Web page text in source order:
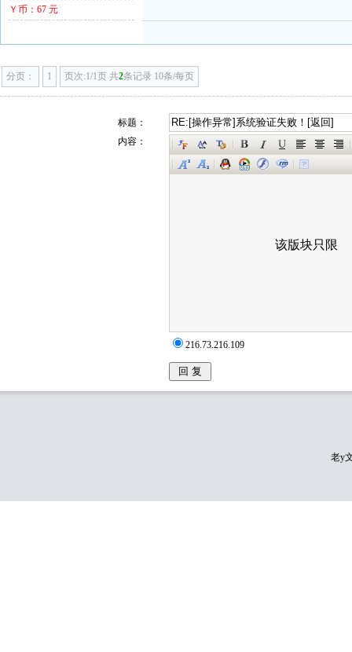
Ｙ币：67 元
分页： 1 页次:1/1页 共2条记录 10条/每页
标题：
内容：
216.73.216.109
老y